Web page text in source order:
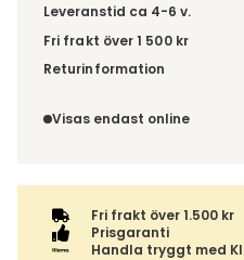
Leveranstid ca 4-6 v.
Fri frakt över 1 500 kr
Välj utförande via 'Gör dina
Returinformation
inte av ångerrätten.
Visas endast online
Fri frakt över 1.500 kr
Prisgaranti
Handla tryggt med